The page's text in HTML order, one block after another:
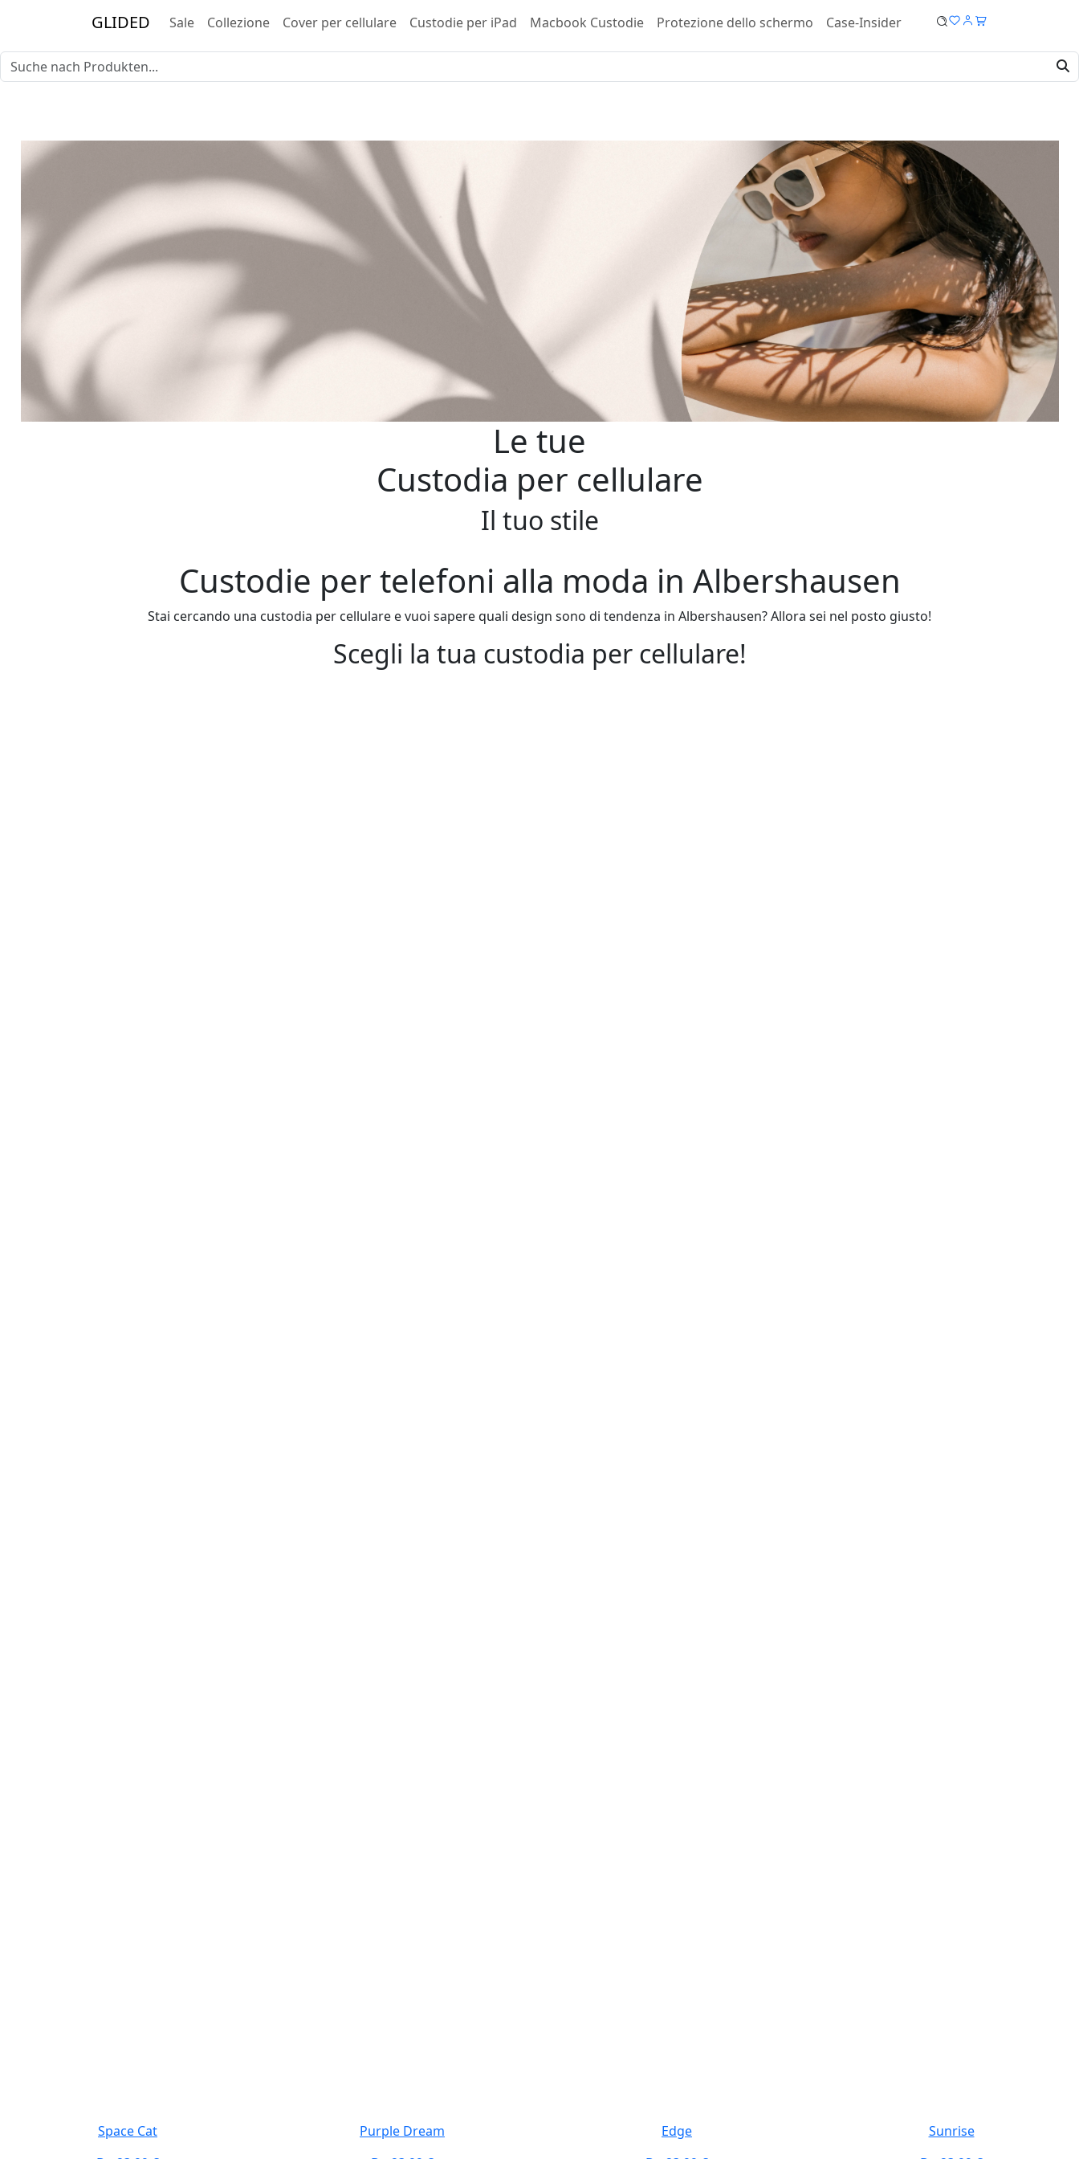
GLIDED Sale Collezione Cover per cellulare Custodie per iPad Macbook Custodie Protezione dello schermo Case-Insider
Le tue
Custodia per cellulare
Il tuo stile
Custodie per telefoni alla moda in Albershausen
Stai cercando una custodia per cellulare e vuoi sapere quali design sono di tendenza in Albershausen? Allora sei nel posto giusto!
Scegli la tua custodia per cellulare!
Space Cat
Purple Dream
Edge
Sunrise